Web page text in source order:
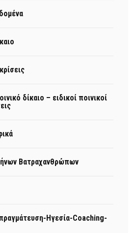
δίκαιο – ειδικοί ποινικοί
Βατραχανθρώπων
Ηγεσία-Coaching-